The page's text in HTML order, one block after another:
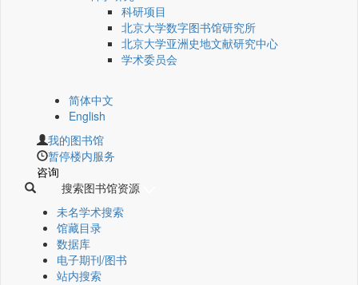
科研项目
北京大学数字图书馆研究所
北京大学亚洲史地文献研究中心
学术委员会
简体中文
English
我的图书馆
暂停楼内服务
咨询
搜索图书馆资源
未名学术搜索
馆藏目录
数据库
电子期刊/图书
站内搜索